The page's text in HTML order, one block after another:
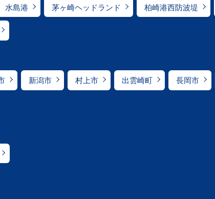
水島港 茅ヶ崎ヘッドランド 柏崎港西防波堤
新潟市 村上市 出雲崎町 長岡市